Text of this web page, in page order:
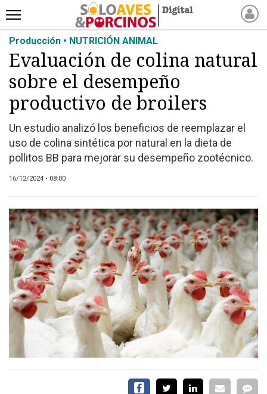
INICIO
NOTICIAS RECIENTES
NOTICIAS
ARTÍCULOS
PROCESO
PRODUCTO
EVENTOS Y
CAPACITACIONES
DIRECTORIO
CALENDARIO
MEDIA KIT
TEMAS DESTACADOS
AVICULTURA
PRODUCCIÓN
Producción • NUTRICIÓN ANIMAL
Evaluación de colina natural
sobre el desempeño
productivo de broilers
Un estudio analizó los beneficios de reemplazar el
uso de colina sintética por natural en la dieta de
pollitos BB para mejorar su desempeño zootécnico.
16/12/2024 • 08:00